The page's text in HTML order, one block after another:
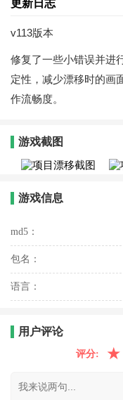
更新日志
v113版本
修复了一些小错误并进
定性，减少漂移时的画
作流畅度。
游戏截图
游戏信息
md5：
包名：
语言：
用户评论
评分: ★